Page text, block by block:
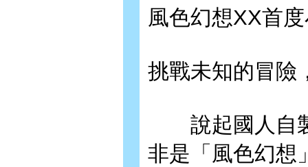
風色幻想XX首
挑戰未知的冒險
說起國人自製
非是「風色幻想